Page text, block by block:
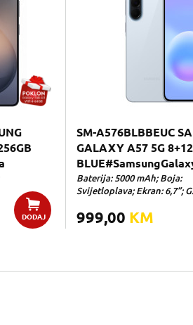
DODAJ
SM-A576BLBBEUC
GALAXY A57 5G
Baterija: 5000 mAh; Boja:
Svijetloplava; Ekran: 6,7”;
999,00 KM